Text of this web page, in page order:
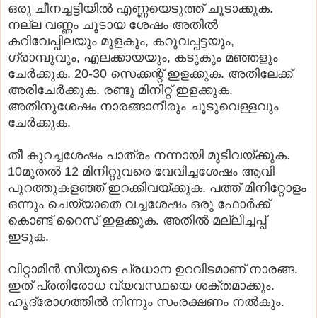
ഒരു ചീനച്ചട്ടിയില്‍ എണ്ണയെടുത്ത് ചൂടാക്കുക.
നല്ല വണ്ണം ചൂടായ ശേഷം അതില്‍
കറിവേപ്പിലയും മുളകും, കറുവപ്പട്ടയും,
ഗ്രാമ്പുവും, എലക്കായയും, കടുകും മഞ്ഞളും
ചേര്‍ക്കുക. 20-30 സെക്കന്റ് ഇളക്കുക. അതിലേക്ക്
അരിചേര്‍ക്കുക. രണ്ടു മിനിറ്റ് ഇളക്കുക.
അതിനുശേഷം നാരങ്ങാനീരും ചൂടുവെള്ളവും
ചേര്‍ക്കുക.
തീ കുറച്ചശേഷം പാത്രം നന്നായി മൂടിവയ്ക്കുക.
10മുതല്‍ 12 മിനിറ്റുവരെ വേവിച്ചശേഷം ആവി
പുറത്തുകളഞ്ഞ് ഇറക്കിവയ്ക്കുക. പത്ത് മിനിറ്റോളം
ഒന്നും ചെയ്യാതെ വച്ചശേഷം ഒരു ഫോര്‍ക്ക്
കൊണ്ട് റൈസ് ഇളക്കുക. അതില്‍ മല്ലിച്ചപ്പ്
ഇടുക.
വിറ്റാമിന്‍ സിയുടെ പ്രധാന ഉറവിടമാണ് നാരങ്ങ.
ഇത് പ്രതിരോധ വ്യവസ്ഥയെ ശക്തമാക്കും.
ഹൃദ്രോഗത്തില്‍ നിന്നും സംരക്ഷണം നല്‍കും.